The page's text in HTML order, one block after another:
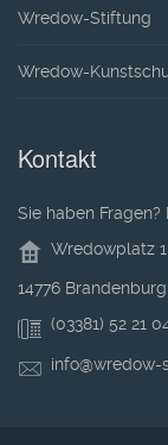
Wredow-Stiftung
Wredow-
Kontakt
Sie haben Fragen?
Wredowplatz 1
14776
(03381) 52 21